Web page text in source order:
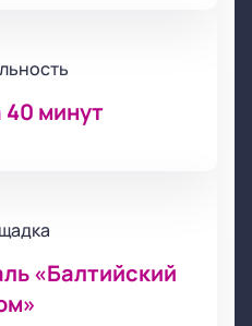
40 минут
«Балтийский